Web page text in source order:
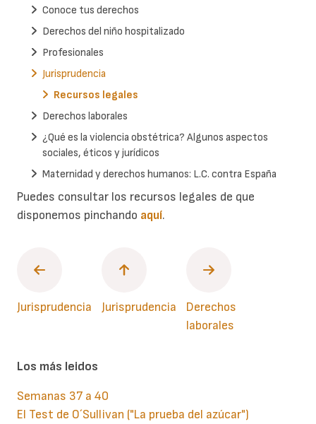
Puedes consultar los recursos legales de que
disponemos pinchando aquí.
Jurisprudencia Jurisprudencia
Derechos
laborales
Conoce tus derechos
Derechos del niño hospitalizado
Profesionales
Jurisprudencia
Recursos legales
Derechos laborales
¿Qué es la violencia obstétrica? Algunos aspectos
sociales, éticos y jurídicos
Maternidad y derechos humanos: L.C. contra España
Los más leidos
Semanas 37 a 40
El Test de O´Sullivan ("La prueba del azúcar")